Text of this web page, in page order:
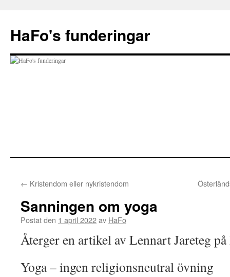
innehåll
HaFo's funderingar
← Kristendom eller nykristendom
Sanningen om yoga
Postat den 1 april 2022av HaFo
Återger en artikel av Lennart Jareteg
Yoga – ingen religionsneutral övning